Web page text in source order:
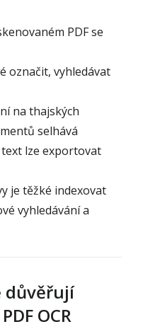
PDF se
označit, vyhledávat
na thajských
selhává
lze exportovat
je těžké indexovat
vyhledávání a
důvěřují
OCR